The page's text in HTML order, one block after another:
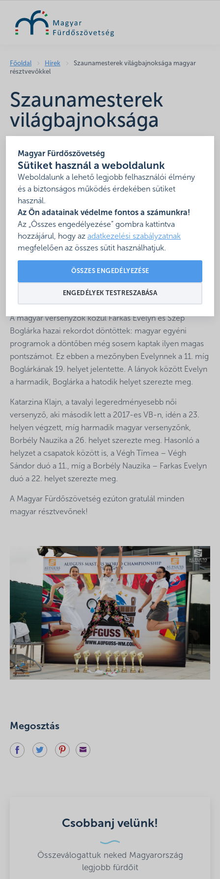
Magyar Fürdőszövetség
Sütiket használ a weboldalunk
Weboldalunk a lehető legjobb felhasználói élmény
és a biztonságos működés érdekében sütiket
használ.
Az Ön adatainak védelme fontos a számunkra!
Az „Összes engedélyezése” gombra kattintva
hozzájárul, hogy az adatkezelési szabályzatnak
megfelelően az összes sütit használhatjuk.
ÖSSZES ENGEDÉLYEZÉSE
ENGEDÉLYEK TESTRESZABÁSA
Főoldal Hírek
Szaunamesterek világbajnoksága magyar
résztvevőkkel
Szaunamesterek
világbajnoksága
magyar
résztvevőkkel
2018. szeptember 28.
2018. szeptember 17-23. között, Németországban
rendezték meg az idei év Szaunamesterek
Világbajnokságát. Magyarország 2016-ban csatlakozott
az AufgussWM Szaunacsaládhoz, azóta rendezünk
nemzeti fordulókat a világbajnokságra.
A világbajnokság a szaunamester szakma
csúcsrendezvénye. Magyarországot összesen öt
szaunamester képviselte, akikre méltán lehetünk
büszkék.
A magyar versenyzők közül Farkas Evelyn és Szép
Boglárka hazai rekordot döntöttek: magyar egyéni
programok a döntőben még sosem kaptak ilyen magas
pontszámot. Ez ebben a mezőnyben Evelynnek a 11. míg
Boglárkának 19. helyet jelentette. A lányok között Evelyn
a harmadik, Boglárka a hatodik helyet szerezte meg.
Katarzina Klajn, a tavalyi legeredményesebb női
versenyző, aki második lett a 2017-es VB-n, idén a 23.
helyen végzett, míg harmadik magyar versenyzőnk,
Borbély Nauzika a 26. helyet szerezte meg. Hasonló a
helyzet a csapatok között is, a Végh Tímea – Végh
Sándor duó a 11., míg a Borbély Nauzika – Farkas Evelyn
duó a 22. helyet szerezte meg.
A Magyar Fürdőszövetség ezúton gratulál minden
magyar résztvevőnek!
Megosztás
Csobbanj velünk!
Összeválogattuk neked Magyarország
legjobb fürdőit